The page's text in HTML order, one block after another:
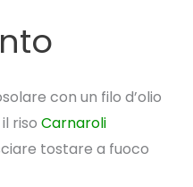
con un filo d’olio
il risoCarnaroli
tostare a fuoco